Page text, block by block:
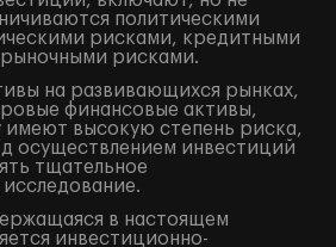
политическими
рисками, кредитными
рисками.
на развивающихся рынках,
финансовые активы,
высокую степень риска,
осуществлением инвестиций
тщательное
в настоящем
инвестиционно-